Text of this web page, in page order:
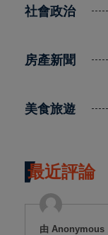
社會政治
房產新聞
美食旅遊
最近評論
由 Anonymous